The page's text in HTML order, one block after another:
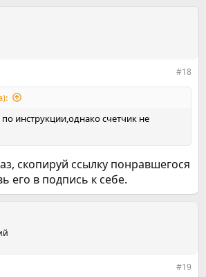
#18
по инструкции,однако счетчик не
скопируй ссылку понравшегося
его в подпись к себе.
#19